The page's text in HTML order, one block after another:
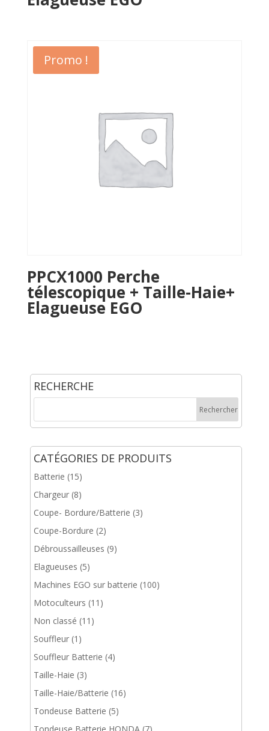
Promo !
PPCX1000 Perche
télescopique + Taille-Haie+
Elagueuse EGO
RECHERCHE
CATÉGORIES DE PRODUITS
Batterie (15)
Chargeur (8)
Coupe- Bordure/Batterie (3)
Coupe-Bordure (2)
Débroussailleuses (9)
Elagueuses (5)
Machines EGO sur batterie (100)
Motoculteurs (11)
Non classé (11)
Souffleur (1)
Souffleur Batterie (4)
Taille-Haie (3)
Taille-Haie/Batterie (16)
Tondeuse Batterie (5)